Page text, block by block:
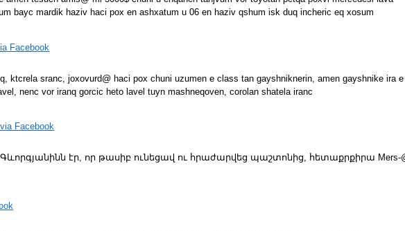
bayc mardik haziv haci pox en ashxatum u 06 en haziv qshum isk duq incheric eq xosum
Facebook
ktcrela sranc, joxovurd@ haci pox chuni uzumen e class tan gayshniknerin, amen gayshnike ira e
nenc vor iranq gorcic heto lavel tuyn mashneqoven, corolan shatela iranc
Facebook
Գևորգյանինն էր, որ թասիբ ունեցավ ու հրաժարվեց պաշտոնից, հետաքրքիրա Mers-